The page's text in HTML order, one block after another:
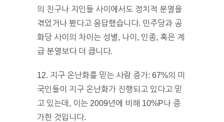
의 친구나 지인들 사이에서도 정치적 분열을
겪었거나 봤다고 응답했습니다. 민주당과 공
화당 사이의 차이는 성별, 나이, 인종, 혹은 계
급 분열보다 더 큽니다.
12. 지구 온난화를 믿는 사람 증가: 67%의 미
국인들이 지구 온난화가 진행되고 있다고 믿
고 있는데, 이는 2009년에 비해 10%P나 증
가한 것입니다.